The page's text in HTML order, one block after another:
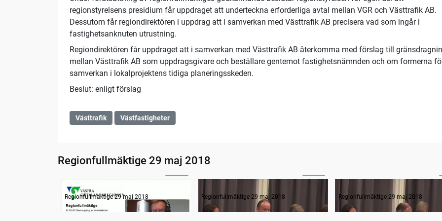
regionstyrelsens presidium får uppdraget att underteckna erforderliga avtal mellan VGR och Västtrafik AB.
Dessutom får regiondirektören i uppdrag att i samverkan med Västtrafik AB precisera vad som ingår i
fastighetsanknuten utrustning.
Regiondirektören får uppdraget att i samverkan med Västtrafik AB återkomma med förslag till
mellan Västtrafik AB som uppdragsgivare och beställare gentemot fastighetsnämnden och om formerna
samverkan i lokalprojektens tidiga planeringsskeden.
Beslut: enligt förslag
Västtrafik Västfastigheter
Regionfullmäktige 29 maj 2018
Information
Regionfullmäktige 29 maj 2018
Inledande formalia
Regionfullmäktige 29 maj 2018 Regionfullmäktige 29 maj 2018